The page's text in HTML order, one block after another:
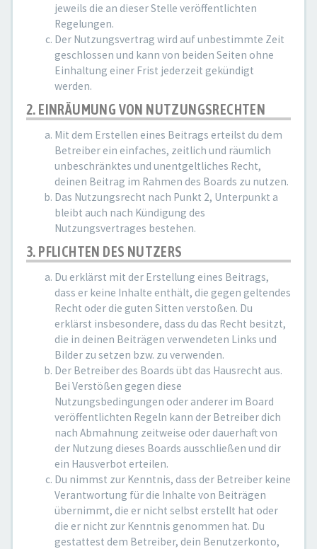
jeweils die an dieser Stelle veröffentlichten
Regelungen.
Der Nutzungsvertrag wird auf unbestimmte Zeit
geschlossen und kann von beiden Seiten ohne
Einhaltung einer Frist jederzeit gekündigt
werden.
2. EINRÄUMUNG VON NUTZUNGSRECHTEN
Mit dem Erstellen eines Beitrags erteilst du dem
Betreiber ein einfaches, zeitlich und räumlich
unbeschränktes und unentgeltliches Recht,
deinen Beitrag im Rahmen des Boards zu nutzen.
Das Nutzungsrecht nach Punkt 2, Unterpunkt a
bleibt auch nach Kündigung des
Nutzungsvertrages bestehen.
3. PFLICHTEN DES NUTZERS
Du erklärst mit der Erstellung eines Beitrags,
dass er keine Inhalte enthält, die gegen geltendes
Recht oder die guten Sitten verstoßen. Du
erklärst insbesondere, dass du das Recht besitzt,
die in deinen Beiträgen verwendeten Links und
Bilder zu setzen bzw. zu verwenden.
Der Betreiber des Boards übt das Hausrecht aus.
Bei Verstößen gegen diese
Nutzungsbedingungen oder anderer im Board
veröffentlichten Regeln kann der Betreiber dich
nach Abmahnung zeitweise oder dauerhaft von
der Nutzung dieses Boards ausschließen und dir
ein Hausverbot erteilen.
Du nimmst zur Kenntnis, dass der Betreiber keine
Verantwortung für die Inhalte von Beiträgen
übernimmt, die er nicht selbst erstellt hat oder
die er nicht zur Kenntnis genommen hat. Du
gestattest dem Betreiber, dein Benutzerkonto,